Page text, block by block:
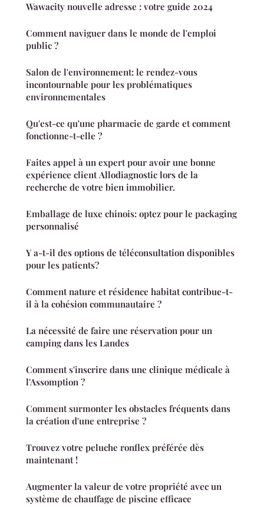
Wawacity nouvelle adresse : votre guide 2024
Comment naviguer dans le monde de l'emploi
public ?
Salon de l'environnement: le rendez-vous
incontournable pour les problématiques
environnementales
Qu'est-ce qu'une pharmacie de garde et comment
fonctionne-t-elle ?
Faites appel à un expert pour avoir une bonne
expérience client Allodiagnostic lors de la
recherche de votre bien immobilier.
Emballage de luxe chinois: optez pour le packaging
personnalisé
Y a-t-il des options de téléconsultation disponibles
pour les patients?
Comment nature et résidence habitat contribue-t-
il à la cohésion communautaire ?
La nécessité de faire une réservation pour un
camping dans les Landes
Comment s'inscrire dans une clinique médicale à
l'Assomption ?
Comment surmonter les obstacles fréquents dans
la création d'une entreprise ?
Trouvez votre peluche ronflex préférée dès
maintenant !
Augmenter la valeur de votre propriété avec un
système de chauffage de piscine efficace